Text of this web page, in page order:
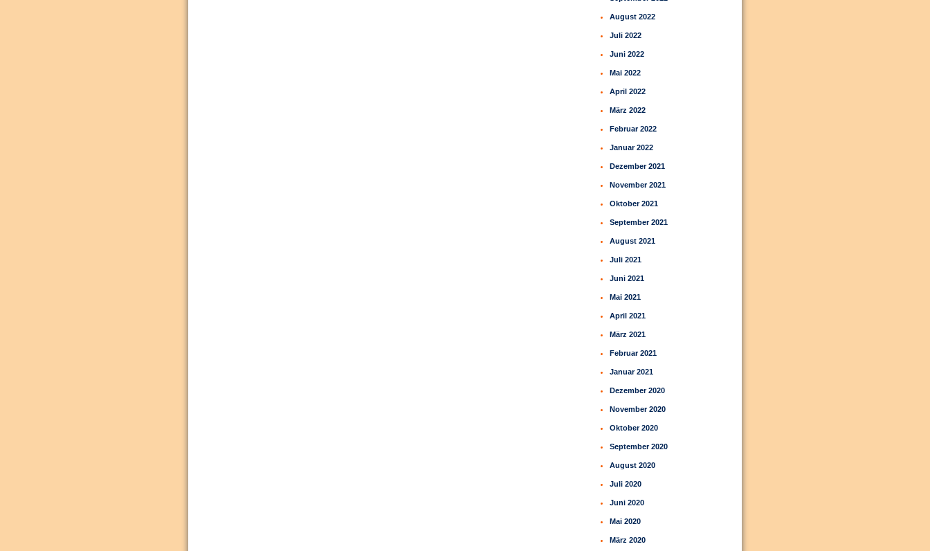
August 2022
Juli 2022
Juni 2022
Mai 2022
April 2022
März 2022
Februar 2022
Januar 2022
Dezember 2021
November 2021
Oktober 2021
September 2021
August 2021
Juli 2021
Juni 2021
Mai 2021
April 2021
März 2021
Februar 2021
Januar 2021
Dezember 2020
November 2020
Oktober 2020
September 2020
August 2020
Juli 2020
Juni 2020
Mai 2020
März 2020